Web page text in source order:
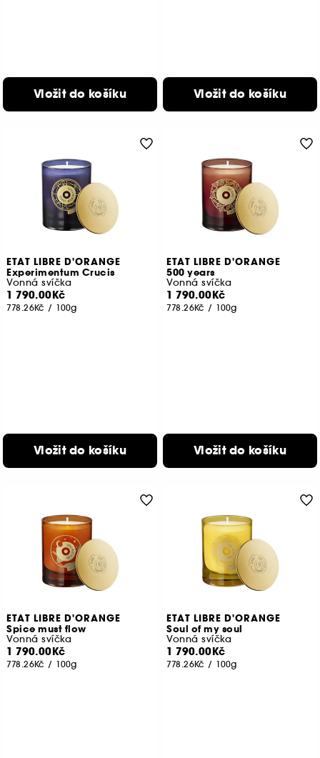
Vložit do košíku Vložit do košíku
ETAT LIBRE D'ORANGE
Experimentum Crucis
Vonná svíčka
1 790.00Kč
778.26Kč / 100g
Vložit do košíku
ETAT LIBRE D'ORANGE
500 years
Vonná svíčka
1 790.00Kč
778.26Kč / 100g
Vložit do košíku
ETAT LIBRE D'ORANGE
Spice must flow
Vonná svíčka
1 790.00Kč
778.26Kč / 100g
ETAT LIBRE D'ORANGE
Soul of my soul
Vonná svíčka
1 790.00Kč
778.26Kč / 100g